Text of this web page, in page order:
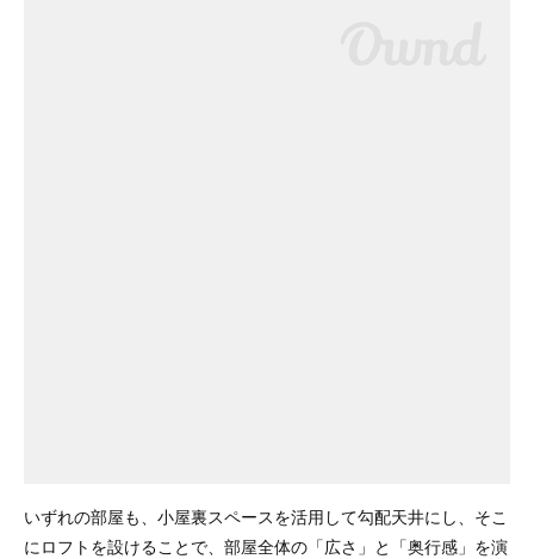
いずれの部屋も、小屋裏スペースを活用して勾配天井にし、そこ
にロフトを設けることで、部屋全体の「広さ」と「奥行感」を演